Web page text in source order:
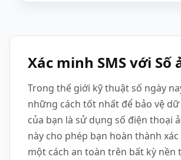
Xác minh SMS với Số
Trong thế giới kỹ thuật số ngày
những cách tốt nhất để bảo vệ
của bạn là sử dụng số điện thoại
này cho phép bạn hoàn thành xác
một cách an toàn trên bất kỳ nền